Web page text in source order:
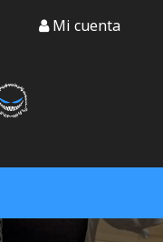
Mi cuenta